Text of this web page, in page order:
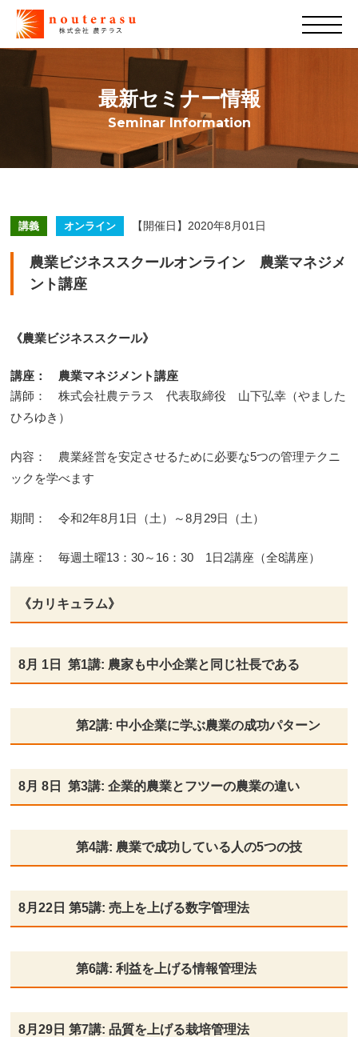
最新セミナー情報
Seminar Information
講義 オンライン 【開催日】2020年8月01日
農業ビジネススクールオンライン 農業マネジメ
ント講座
《農業ビジネススクール》
講座： 農業マネジメント講座
講師： 株式会社農テラス 代表取締役 山下弘幸（やました
ひろゆき）
内容： 農業経営を安定させるために必要な5つの管理テクニ
ックを学べます
期間： 令和2年8月1日（土）～8月29日（土）
講座： 毎週土曜13：30～16：30 1日2講座（全8講座）
《カリキュラム》
8月 1日 第1講: 農家も中小企業と同じ社長である
第2講: 中小企業に学ぶ農業の成功パターン
8月 8日 第3講: 企業的農業とフツーの農業の違い
第4講: 農業で成功している人の5つの技
8月22日 第5講: 売上を上げる数字管理法
第6講: 利益を上げる情報管理法
8月29日 第7講: 品質を上げる栽培管理法